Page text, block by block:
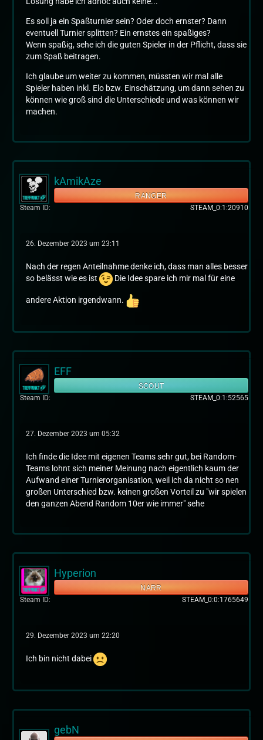
Es soll ja ein Spaßturnier sein? Oder doch ernster? Dann
eventuell Turnier splitten? Ein ernstes ein spaßiges?
Wenn spaßig, sehe ich die guten Spieler in der Pflicht, dass sie
zum Spaß beitragen.
Ich glaube um weiter zu kommen, müssten wir mal alle
Spieler haben inkl. Elo bzw. Einschätzung, um dann sehen zu
können wie groß sind die Unterschiede und was können wir
machen.
kAmikAze
RANGER
Steam ID
STEAM_0:1:20910
26. Dezember 2023 um 23:11
Nach der regen Anteilnahme denke ich, dass man alles besser
so belässt wie es ist
Die Idee spare ich mir mal für eine
andere Aktion irgendwann.
EFF
SCOUT
Steam ID
STEAM_0:1:52565
27. Dezember 2023 um 05:32
Ich finde die Idee mit eigenen Teams sehr gut, bei Random-
Teams lohnt sich meiner Meinung nach eigentlich kaum der
Aufwand einer Turnierorganisation, weil ich da nicht so nen
großen Unterschied bzw. keinen großen Vorteil zu "wir spielen
den ganzen Abend Random 10er wie immer" sehe
Hyperion
NARR
Steam ID
STEAM_0:0:1765649
29. Dezember 2023 um 22:20
Ich bin nicht dabei
gebN